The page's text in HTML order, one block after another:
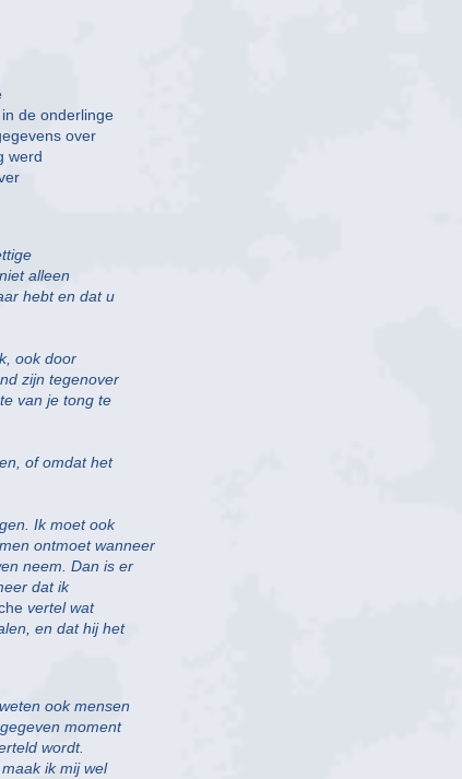
de onderlinge
over
werd
alleen
hebt en dat u
ook door
zijn tegenover
van je tong te
of omdat het
Ik moet ook
ontmoet wanneer
neem. Dan is er
dat ik
vertel wat
en dat hij het
ook mensen
moment
wordt.
ik mij wel